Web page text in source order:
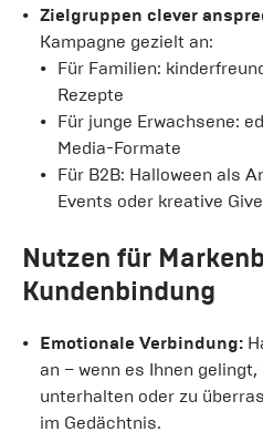
Zielgruppen clever
Kampagne gezielt an:
Für Familien:
Rezepte
Für junge Erwachsene:
Media-Formate
Für B2B: Halloween als
Events oder kreative
Nutzen für
Kundenbindung
Emotionale Verbindung:
an – wenn es Ihnen
unterhalten oder zu
im Gedächtnis.